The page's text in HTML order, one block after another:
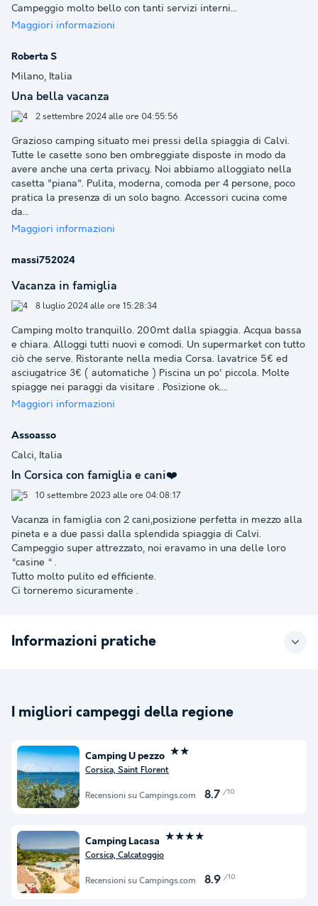
Campeggio molto bello con tanti servizi interni...
Maggiori informazioni
Roberta S
Milano, Italia
Una bella vacanza
2 settembre 2024 alle ore 04:55:56
Grazioso camping situato mei pressi della spiaggia di Calvi.
Tutte le casette sono ben ombreggiate disposte in modo da
avere anche una certa privacy. Noi abbiamo alloggiato nella
casetta "piana". Pulita, moderna, comoda per 4 persone, poco
pratica la presenza di un solo bagno. Accessori cucina come
da...
Maggiori informazioni
massi752024
Vacanza in famiglia
8 luglio 2024 alle ore 15:28:34
Camping molto tranquillo. 200mt dalla spiaggia. Acqua bassa
e chiara. Alloggi tutti nuovi e comodi. Un supermarket con tutto
ciò che serve. Ristorante nella media Corsa. lavatrice 5€ ed
asciugatrice 3€ ( automatiche ) Piscina un po' piccola. Molte
spiagge nei paraggi da visitare . Posizione ok....
Maggiori informazioni
Assoasso
Calci, Italia
In Corsica con famiglia e cani❤️
10 settembre 2023 alle ore 04:08:17
Vacanza in famiglia con 2 cani,posizione perfetta in mezzo alla
pineta e a due passi dalla splendida spiaggia di Calvi.
Campeggio super attrezzato, noi eravamo in una delle loro
“casine “ .
Tutto molto pulito ed efficiente.
Ci torneremo sicuramente .
Informazioni pratiche
I migliori campeggi della regione
Camping U pezzo ★★
Corsica, Saint Florent
Recensioni su Campings.com 8.7 /10
Camping Lacasa ★★★★
Corsica, Calcatoggio
Recensioni su Campings.com 8.9 /10